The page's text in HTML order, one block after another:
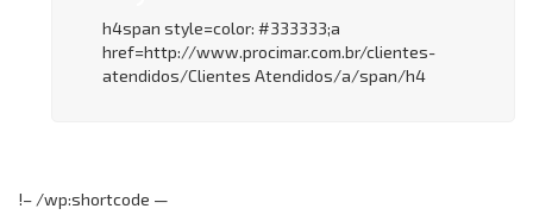
h4span style=color: #333333;a
href=http://www.procimar.com.br/clientes-
atendidos/Clientes Atendidos/a/span/h4
!– /wp:shortcode —